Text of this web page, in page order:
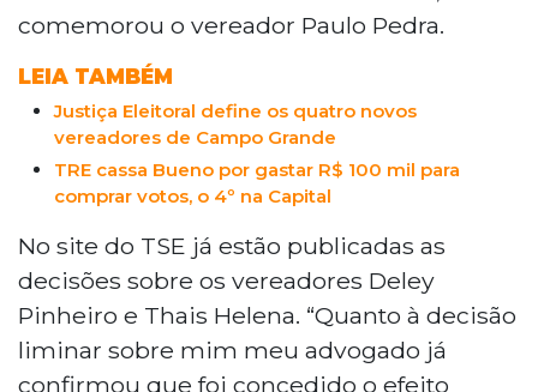
comemorou o vereador Paulo Pedra.
LEIA TAMBÉM
Justiça Eleitoral define os quatro novos
vereadores de Campo Grande
TRE cassa Bueno por gastar R$ 100 mil para
comprar votos, o 4º na Capital
No site do TSE já estão publicadas as
decisões sobre os vereadores Deley
Pinheiro e Thais Helena. “Quanto à decisão
liminar sobre mim meu advogado já
confirmou que foi concedido o efeito